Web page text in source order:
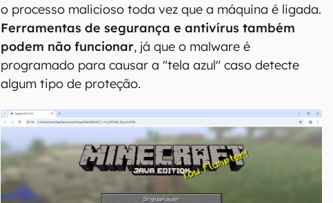
o processo malicioso toda vez que a máquina é ligada.
Ferramentas de segurança e antivírus também
podem não funcionar, já que o malware é
programado para causar a "tela azul" caso detecte
algum tipo de proteção.